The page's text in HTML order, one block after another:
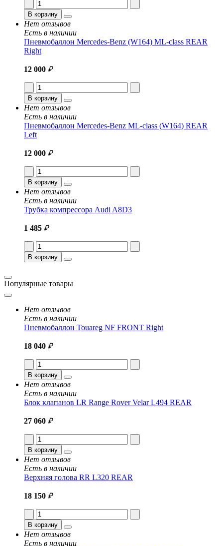
В корзину
Нет отзывов
Есть в наличии
Пневмобаллон Mercedes-Benz (W164) ML-class REAR
Right
12 000 ₽
В корзину
Нет отзывов
Есть в наличии
Пневмобаллон Mercedes-Benz ML-class (W164) REAR
Left
12 000 ₽
В корзину
Нет отзывов
Есть в наличии
Трубка компрессора Audi A8D3
1 485 ₽
В корзину
Популярные товары
Нет отзывов
Есть в наличии
Пневмобаллон Touareg NF FRONT Right
18 040 ₽
В корзину
Нет отзывов
Есть в наличии
Блок клапанов LR Range Rover Velar L494 REAR
27 060 ₽
В корзину
Нет отзывов
Есть в наличии
Верхняя голова RR L320 REAR
18 150 ₽
В корзину
Нет отзывов
Есть в наличии